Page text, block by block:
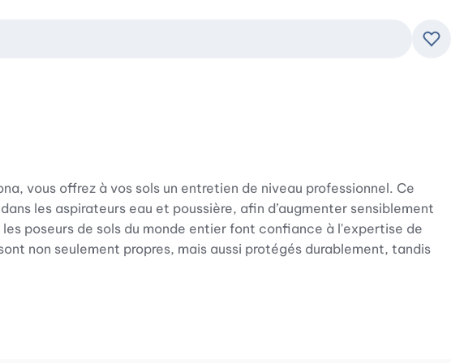
vous offrez à vos sols un entretien de niveau professionnel. Ce
les aspirateurs eau et poussière, afin d’augmenter sensiblement
poseurs de sols du monde entier font confiance à l'expertise de
non seulement propres, mais aussi protégés durablement, tandis
végétaux, vous nettoyez vos sols durs vitrifiés en toute